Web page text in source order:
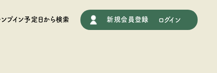
ンプイン予定日から検索 新規会員登録 ログイン